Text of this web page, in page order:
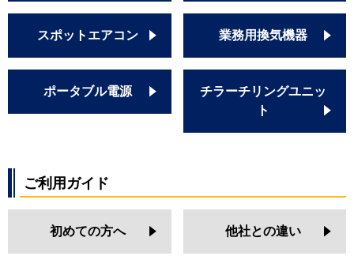
スポットエアコン 業務用換気機器
ポータブル電源
チラーチリングユニッ
ト
ご利用ガイド
初めての方へ 他社との違い